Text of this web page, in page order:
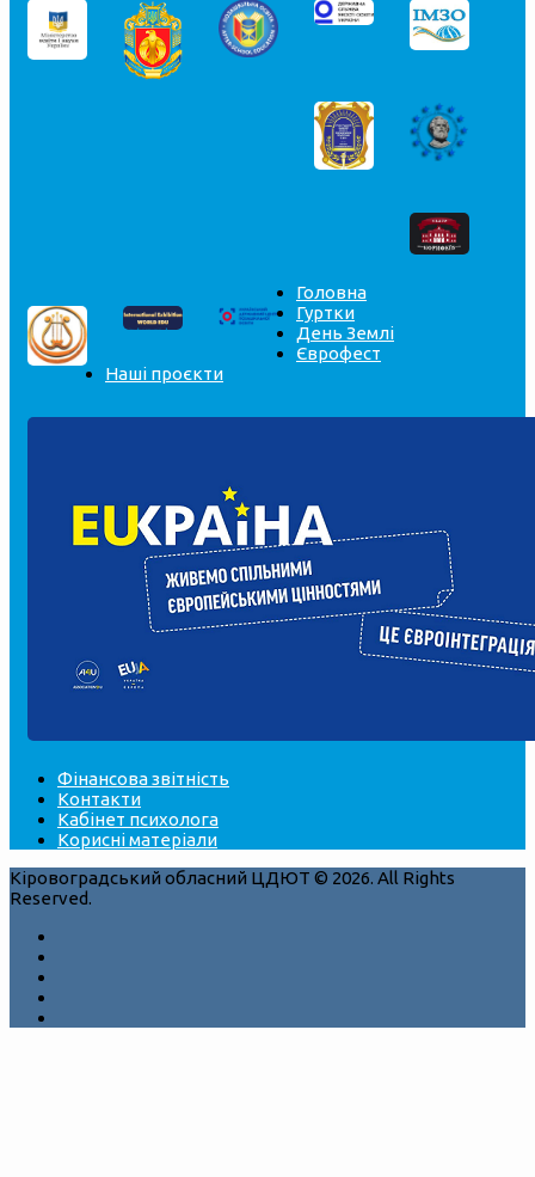
Головна
Гуртки
День Землі
Єврофест
Наші проєкти
Фінансова звітність
Контакти
Кабінет психолога
Корисні матеріали
Кіровоградський обласний ЦДЮТ © 2026. All Rights
Reserved.